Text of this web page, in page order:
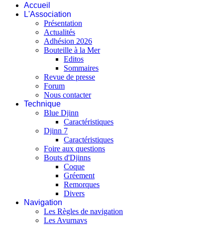
Accueil
L'Association
Présentation
Actualités
Adhésion 2026
Bouteille à la Mer
Editos
Sommaires
Revue de presse
Forum
Nous contacter
Technique
Blue Djinn
Caractéristiques
Djinn 7
Caractéristiques
Foire aux questions
Bouts d'Djinns
Coque
Gréement
Remorques
Divers
Navigation
Les Règles de navigation
Les Avurnavs